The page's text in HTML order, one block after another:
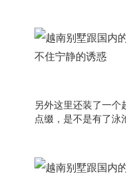
另外这里还装了一
点缀，是不是有了泳